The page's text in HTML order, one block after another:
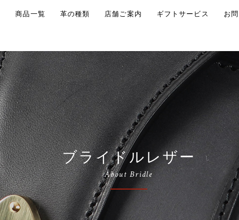
商品一覧 革の種類 店舗ご案内 ギフトサービス お
ブライドルレザー
About Bridle